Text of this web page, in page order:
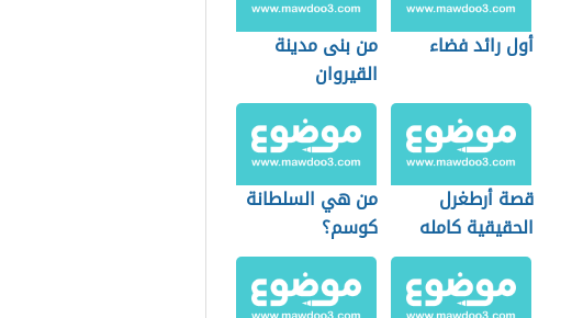
أول رائد فضاء
من بنى مدينة
القيروان
قصة أرطغرل
الحقيقية كامله
مكتوبة
من هي السلطانة
كوسم؟